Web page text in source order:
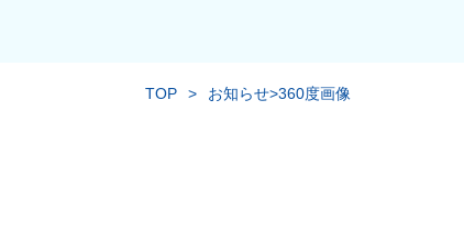
TOP > お知らせ>360度画像